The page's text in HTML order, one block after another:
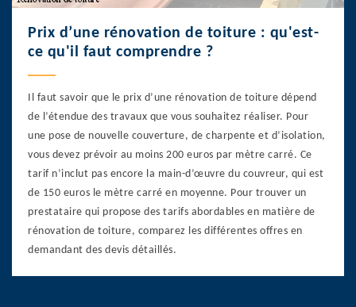
Prix d’une rénovation de toiture : qu'est-
ce qu'il faut comprendre ?
Il faut savoir que le prix d’une rénovation de toiture dépend
de l’étendue des travaux que vous souhaitez réaliser. Pour
une pose de nouvelle couverture, de charpente et d’isolation,
vous devez prévoir au moins 200 euros par mètre carré. Ce
tarif n’inclut pas encore la main-d’œuvre du couvreur, qui est
de 150 euros le mètre carré en moyenne. Pour trouver un
prestataire qui propose des tarifs abordables en matière de
rénovation de toiture, comparez les différentes offres en
demandant des devis détaillés.